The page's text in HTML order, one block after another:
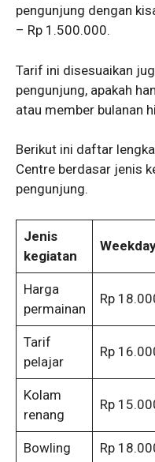
pengunjung dengan
– Rp 1.500.000.
Tarif ini disesuaikan
pengunjung, apakah
atau member bulanan
Berikut ini daftar
Centre berdasar jenis
pengunjung.
Jenis
kegiatan
Harga
permainan
Rp
Tarif
pelajar
Rp
Kolam
renang
Rp
Bowling Rp